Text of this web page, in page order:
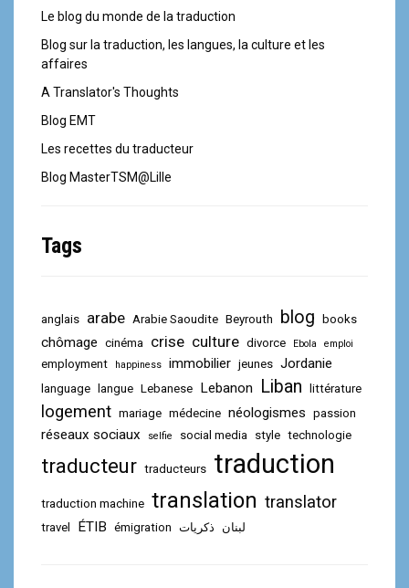
Le blog du monde de la traduction
Blog sur la traduction, les langues, la culture et les
affaires
A Translator's Thoughts
Blog EMT
Les recettes du traducteur
Blog MasterTSM@Lille
Tags
anglais arabe Arabie Saoudite Beyrouth blog books
chômage cinéma crise culture divorce Ebola emploi
employment happiness immobilier jeunes Jordanie
language langue Lebanese Lebanon Liban littérature
logement mariage médecine néologismes passion
réseaux sociaux selfie social media style technologie
traducteur traducteurs traduction
traduction machine translation translator
travel ÉTIB émigration ذكريات لبنان